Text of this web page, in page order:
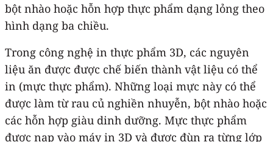
bột nhào hoặc hỗn hợp thực phẩm dạng lỏng theo
hình dạng ba chiều.
Trong công nghệ in thực phẩm 3D, các nguyên
liệu ăn được được chế biến thành vật liệu có thể
in (mực thực phẩm). Những loại mực này có thể
được làm từ rau củ nghiền nhuyễn, bột nhào hoặc
các hỗn hợp giàu dinh dưỡng. Mực thực phẩm
được nạp vào máy in 3D và được đùn ra từng lớp